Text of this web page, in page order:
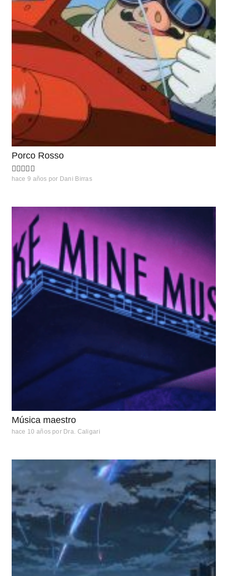
Porco Rosso
hace 9 años por Dani Birras
Música maestro
hace 10 años por Dra. Caligari